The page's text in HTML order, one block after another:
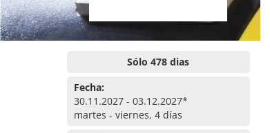
Sólo 478 dias
Fecha:
30.11.2027 - 03.12.2027*
martes - viernes, 4 días